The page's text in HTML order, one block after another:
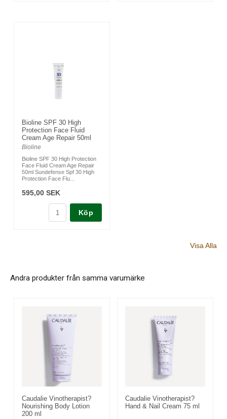
Bioline SPF 30 High
Protection Face Fluid
Cream Age Repair 50ml
Bioline
Bioline SPF 30 High Protection
Face Fluid Cream Age Repair
50ml Sundefense Spf 30 High
Protection Face Flu...
595,00 SEK
Köp
Visa Alla
Andra produkter från samma varumärke
Caudalie Vinotherapist?
Nourishing Body Lotion
200 ml
Caudalie Vinotherapist?
Hand & Nail Cream 75 ml